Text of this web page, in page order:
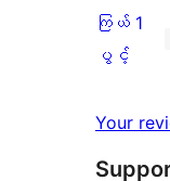
အဆင့်
သုံးသပ်
2
ပွင့်
သုံးသပ်
ကြယ်
ပွင့်
ကြယ် 1
ပွင့်
Your